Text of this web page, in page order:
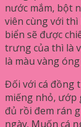
nước mắm, bột
viên cùng với thì
biển sẽ được
trưng của thì là
là màu vàng
Đối với cá đồng
miếng nhỏ, ướp
đủ rồi đem rán
ngày. Muốn cá